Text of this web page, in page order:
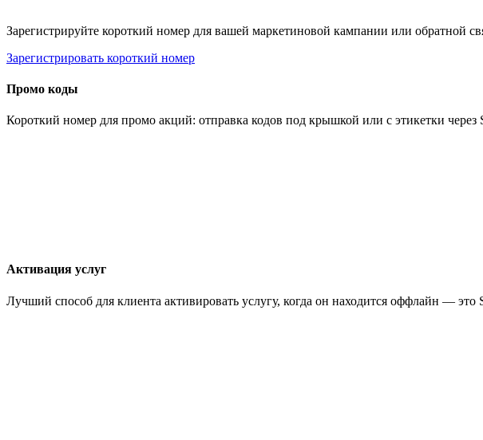
Зарегистрируйте короткий номер для вашей маркетиновой кампании или обратной
Зарегистрировать короткий номер
Промо коды
Короткий номер для промо акций: отправка кодов под крышкой или с этикетки
Активация услуг
Лучший способ для клиента активировать услугу, когда он находится оффлайн — это